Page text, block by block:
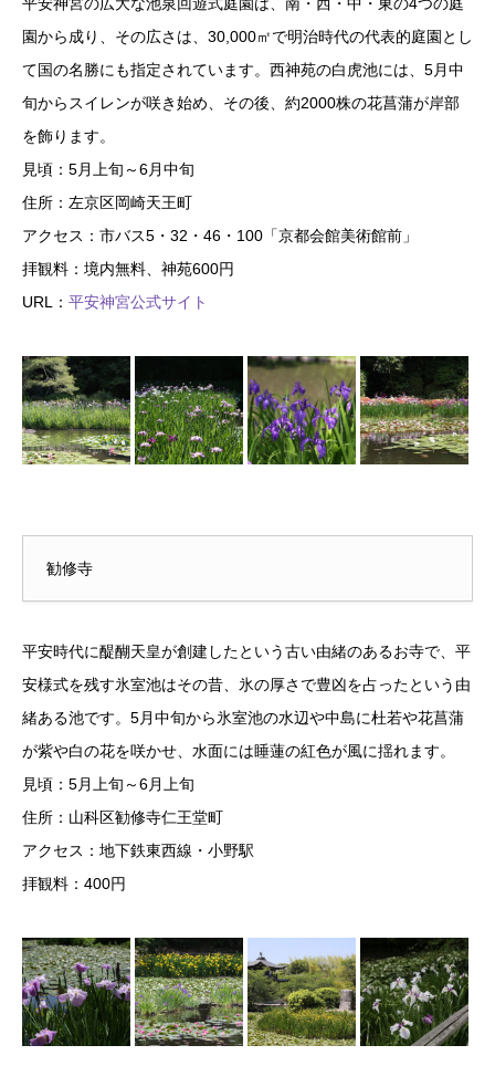
園から成り、その広さは、30,000㎡で明治時代の代表的庭園とし
て国の名勝にも指定されています。西神苑の白虎池には、5月中
旬からスイレンが咲き始め、その後、約2000株の花菖蒲が岸部
を飾ります。
見頃：5月上旬～6月中旬
住所：左京区岡崎天王町
アクセス：市バス5・32・46・100「京都会館美術館前」
拝観料：境内無料、神苑600円
URL： 平安神宮公式サイト
勧修寺
平安時代に醍醐天皇が創建したという古い由緒のあるお寺で、平
安様式を残す氷室池はその昔、氷の厚さで豊凶を占ったという由
緒ある池です。5月中旬から氷室池の水辺や中島に杜若や花菖蒲
が紫や白の花を咲かせ、水面には睡蓮の紅色が風に揺れます。
見頃：5月上旬～6月上旬
住所：山科区勧修寺仁王堂町
アクセス：地下鉄東西線・小野駅
拝観料：400円